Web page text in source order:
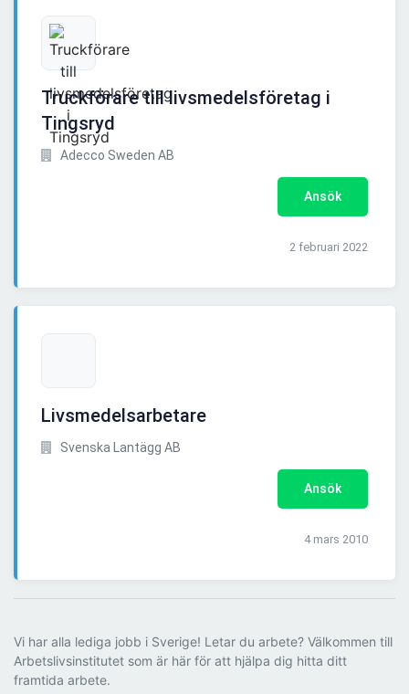
Truckförare till livsmedelsföretag i
Tingsryd
Adecco Sweden AB
Ansök
2 februari 2022
Livsmedelsarbetare
Svenska Lantägg AB
Ansök
4 mars 2010
Vi har alla lediga jobb i Sverige! Letar du arbete? Välkommen till
Arbetslivsinstitutet som är här för att hjälpa dig hitta ditt
framtida arbete.